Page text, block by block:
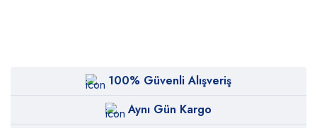
100% Güvenli Alışveriş
Aynı Gün Kargo